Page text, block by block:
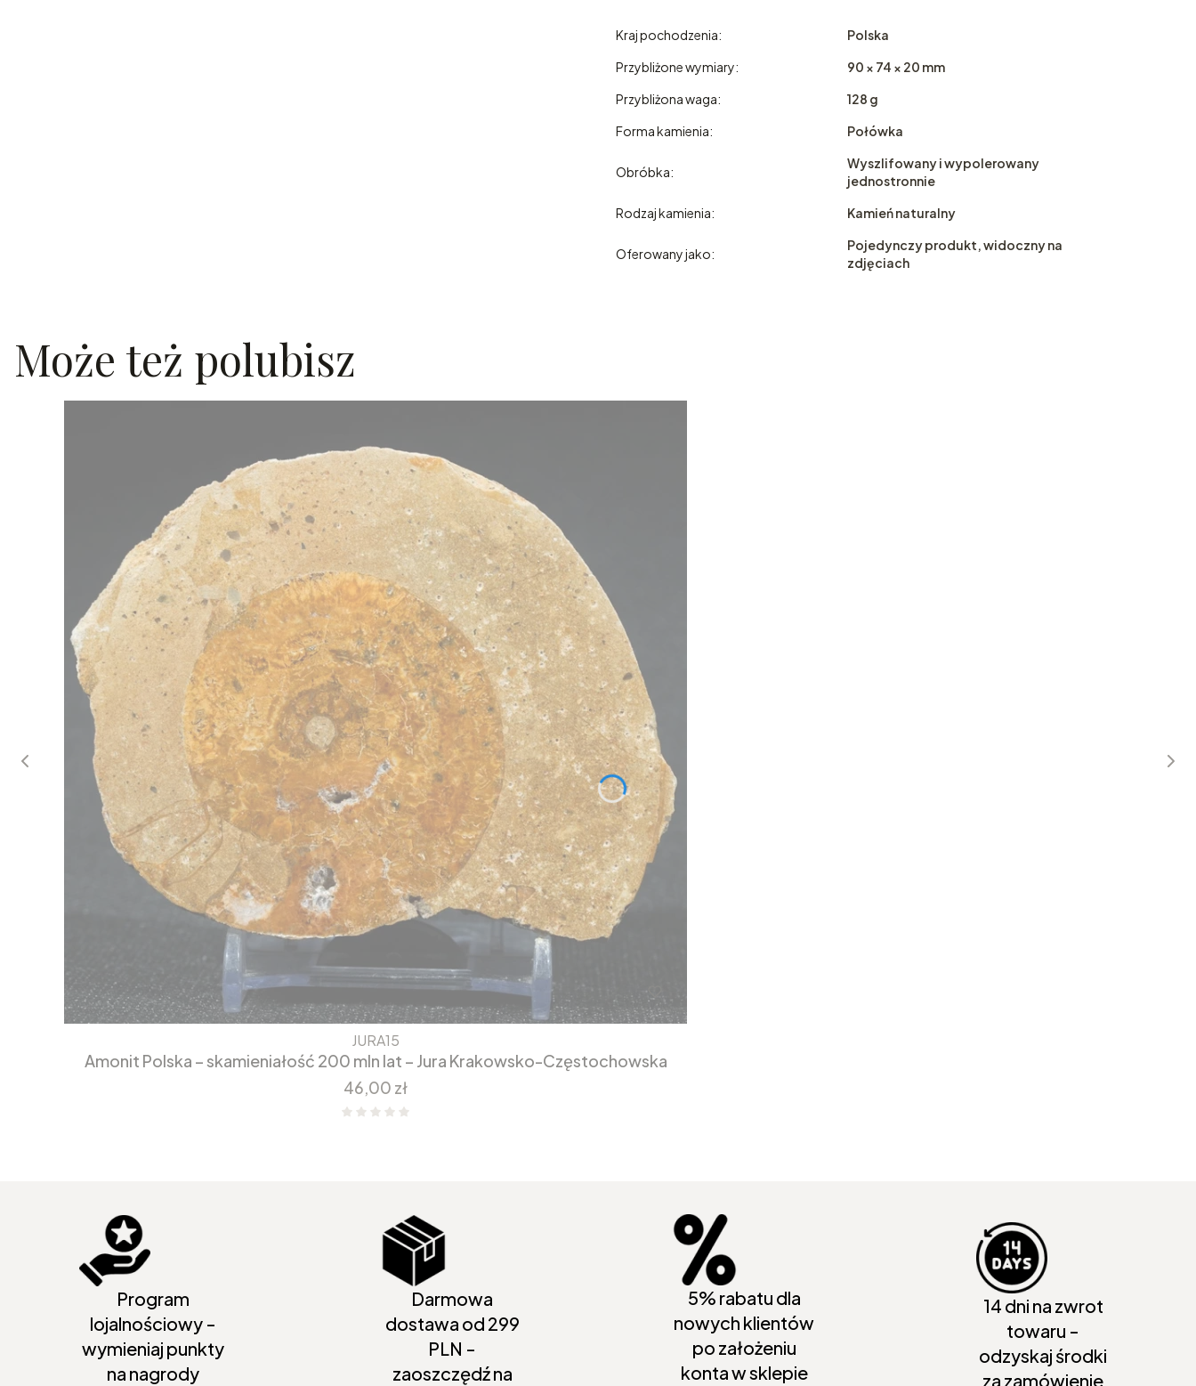
Kraj pochodzenia:
Polska
Przybliżone wymiary:
90 × 74 × 20 mm
Przybliżona waga:
128 g
Forma kamienia:
Połówka
Obróbka:
Wyszlifowany i wypolerowany
jednostronnie
Rodzaj kamienia:
Kamień naturalny
Oferowany jako:
Pojedynczy produkt, widoczny na
zdjęciach
Może też polubisz
JURA15
Amonit Polska – skamieniałość 200 mln lat – Jura Krakowsko-Częstochowska
Cena
46,00 zł
Program
lojalnościowy -
wymieniaj punkty
na nagrody
Darmowa
dostawa od 299
PLN -
zaoszczędź na
5% rabatu dla
nowych klientów
po założeniu
konta w sklepie
14 dni na zwrot
towaru -
odzyskaj środki
za zamówienie